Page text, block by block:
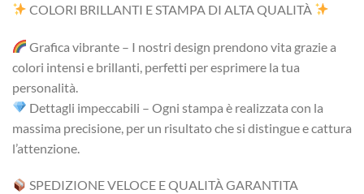
COLORI BRILLANTI E STAMPA DI ALTA QUALITÀ
Grafica vibrante – I nostri design prendono vita grazie a
colori intensi e brillanti, perfetti per esprimere la tua
personalità.
Dettagli impeccabili – Ogni stampa è realizzata con la
massima precisione, per un risultato che si distingue e cattura
l’attenzione.
SPEDIZIONE VELOCE E QUALITÀ GARANTITA